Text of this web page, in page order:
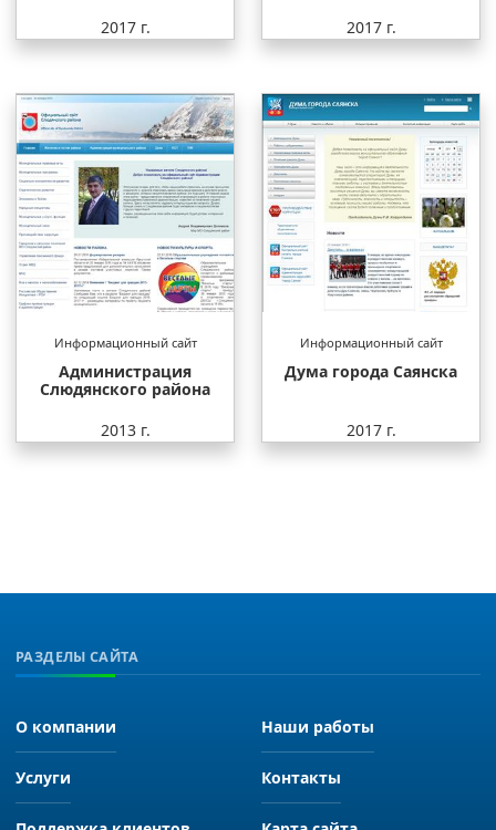
2017 г.
2017 г.
Информационный сайт
Администрация
Слюдянского района
2013 г.
Информационный сайт
Дума города Саянска
2017 г.
РАЗДЕЛЫ САЙТА
О компании Наши работы
Услуги Контакты